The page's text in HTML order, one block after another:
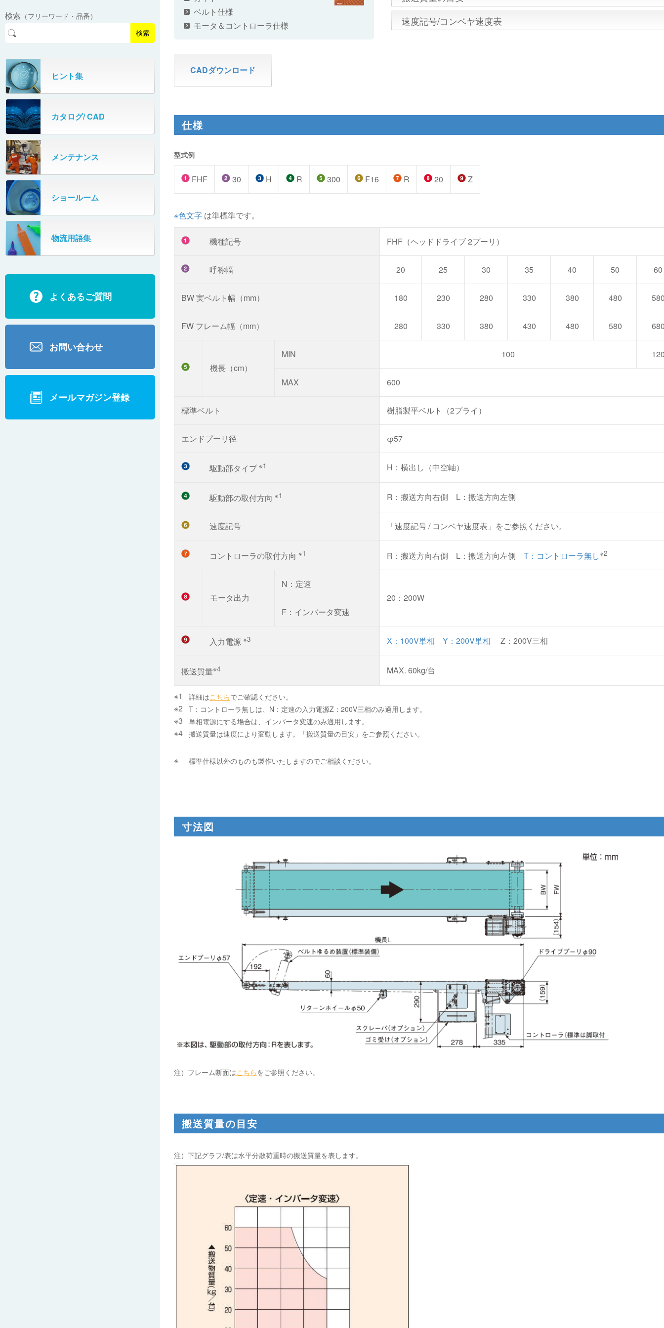
PHC80L
ガントレーパレタイザ
PHC350・PHC330
PZC150・PZC110
DHC350
667
SR802
ECD500A・ECD800・ECD1500
ECD2700
BD200・BD1000
パーフェクトベヤー® / PV（スチール
製）
パーフェクトベヤー® / AP（アルミ
タテコン® / TC
オリプナー
高速転換機
スタッカ&アンスタッカ
米袋自動投入装置
フローラック自動補充装置
牛乳パック自動投入装置
ターンコンベヤ
マルチレーンダイバータ®
カーゴタイザ
検索 （フリーワード・品番）
検索
ヒント集
カタログ/ CAD
メンテナンス
ショールーム
物流用語集
よくあるご質問
お問い合わせ
メールマガジン登録
ベルト仕様
モータ＆コントローラ仕様
CADダウンロード
速度記号/コンベヤ速度表
仕様
型式例
FHF 30 H R 300 F16 R 20 Z
※色文字 は準標準です。
機種記号 FHF（ヘッドドライブ 2プーリ）
呼称幅 20 25 30 35 40 50 60
BW 実ベルト幅（mm） 180 230 280 330 380 480
FW フレーム幅（mm） 280 330 380 430 480 580
機長（cm）
MIN 100
MAX 600
標準ベルト 樹脂製平ベルト（2プライ）
エンドプーリ径 φ57
駆動部タイプ※1 H：横出し（中空軸）
駆動部の取付方向 ※1 R：搬送方向右側 L：搬送方向左側
速度記号 「速度記号 / コンベヤ速度表」をご参照ください。
コントローラの取付方向 ※1 R：搬送方向右側 L：搬送方向左側 T：コントローラ無し※2
モータ出力
N：定速
20：200W
F：インバータ変速
入力電源 ※3 X：100V単相 Y：200V単相 Z：200V三相
搬送質量※4 MAX. 60kg/台
詳細はこちらでご確認ください。
T：コントローラ無しは、N：定速の入力電源Z：200V三相のみ適用します。
単相電源にする場合は、インバータ変速のみ適用します。
搬送質量は速度により変動します。「搬送質量の目安」をご参照ください。
標準仕様以外のものも製作いたしますのでご相談ください。
寸法図
注）フレーム断面はこちらをご参照ください。
搬送質量の目安
注）下記グラフ/表は水平分散荷重時の搬送質量を表します。